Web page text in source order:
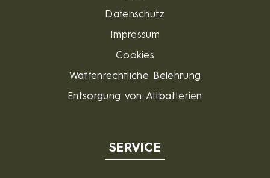
Datenschutz
Impressum
Cookies
Waffenrechtliche Belehrung
Entsorgung von Altbatterien
SERVICE